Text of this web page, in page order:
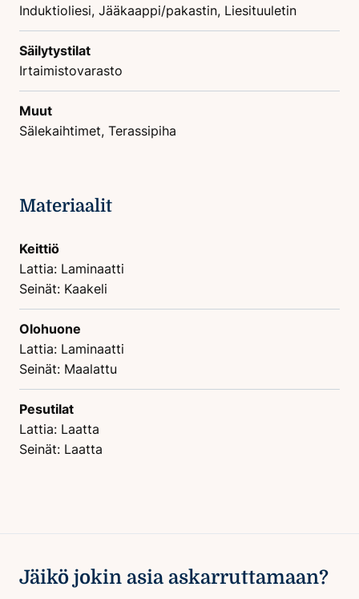
Induktioliesi, Jääkaappi/pakastin, Liesituuletin
Säilytystilat
Irtaimistovarasto
Muut
Sälekaihtimet, Terassipiha
Materiaalit
Keittiö
Lattia: Laminaatti
Seinät: Kaakeli
Olohuone
Lattia: Laminaatti
Seinät: Maalattu
Pesutilat
Lattia: Laatta
Seinät: Laatta
Jäikö jokin asia askarruttamaan?